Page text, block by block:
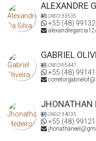
ALEXANDRE
CRECI33535
+55 (48)
GABRIEL
CRECI65441
+55 (48)
JHONATHAN
CRECI34035
+55 (48)